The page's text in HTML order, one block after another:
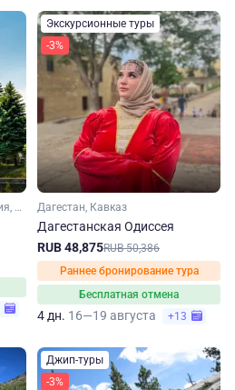
Кавказ, Чечня, Северная Осетия, Кабардино-Балкария, Ингушетия, Дагестан
Экскурсионные туры
-3%
Дагестан, Кавказ
Дагестанская Одиссея
RUB 48,875RUB 50,386
Раннее бронирование тура
Бесплатная отмена
4 дн. 16—19 августа +13
Джип-туры
-3%